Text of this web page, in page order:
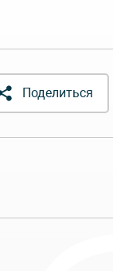
Поделиться